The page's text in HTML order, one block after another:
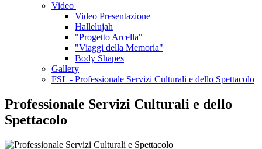
Video
Video Presentazione
Hallelujah
"Progetto Arcella"
"Viaggi della Memoria"
Body Shapes
Gallery
FSL - Professionale Servizi Culturali e dello Spettacolo
Professionale Servizi Culturali e dello
Spettacolo